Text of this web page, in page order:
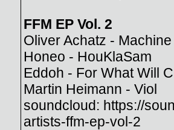
FFM EP Vol. 2
Oliver Achatz -
Honeo - HouKlaSam
Eddoh - For What Will
Martin Heimann - Viol
soundcloud: https://
artists-ffm-ep-vol-2